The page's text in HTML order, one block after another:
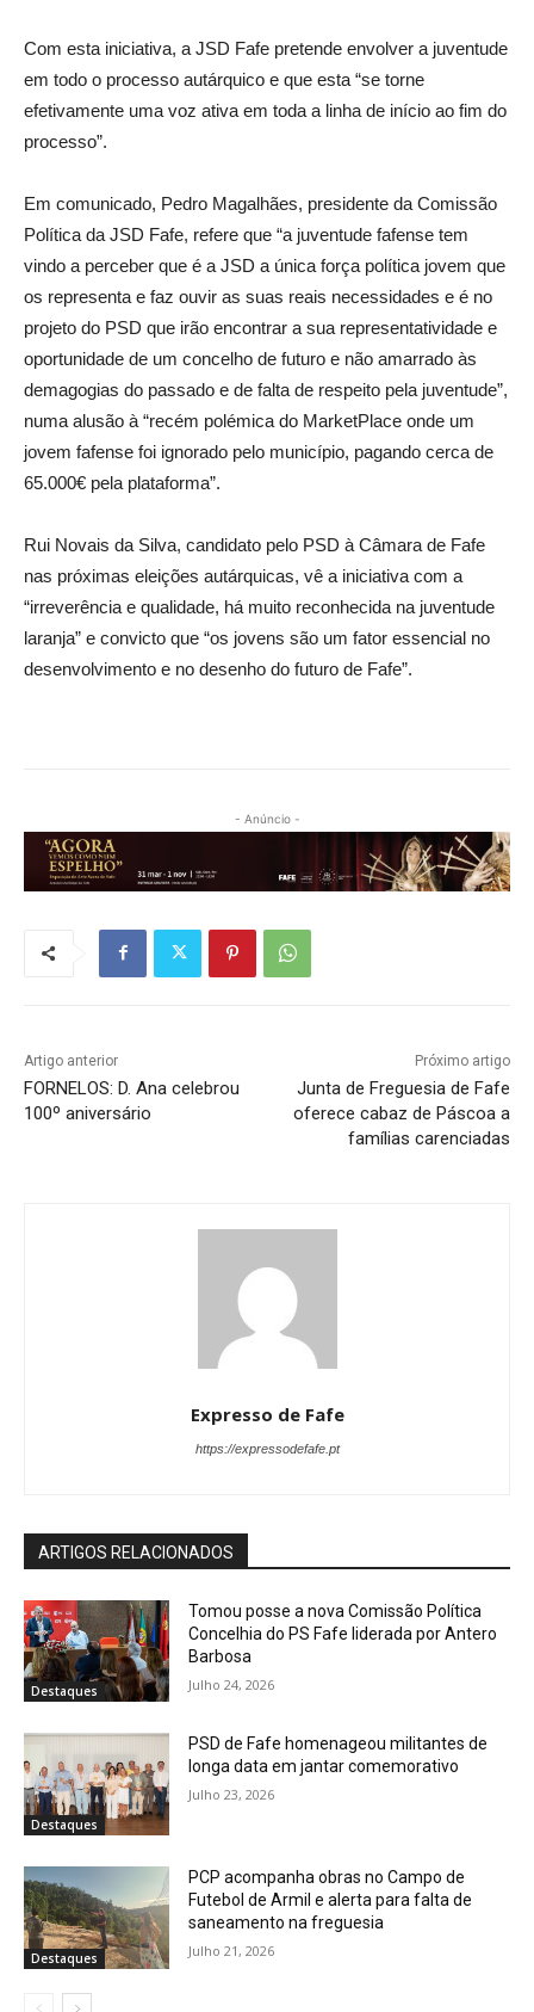
Com esta iniciativa, a JSD Fafe pretende envolver a juventude
em todo o processo autárquico e que esta “se torne
efetivamente uma voz ativa em toda a linha de início ao fim do
processo”.
Em comunicado, Pedro Magalhães, presidente da Comissão
Política da JSD Fafe, refere que “a juventude fafense tem
vindo a perceber que é a JSD a única força política jovem que
os representa e faz ouvir as suas reais necessidades e é no
projeto do PSD que irão encontrar a sua representatividade e
oportunidade de um concelho de futuro e não amarrado às
demagogias do passado e de falta de respeito pela juventude”,
numa alusão à “recém polémica do MarketPlace onde um
jovem fafense foi ignorado pelo município, pagando cerca de
65.000€ pela plataforma”.
Rui Novais da Silva, candidato pelo PSD à Câmara de Fafe
nas próximas eleições autárquicas, vê a iniciativa com a
“irreverência e qualidade, há muito reconhecida na juventude
laranja” e convicto que “os jovens são um fator essencial no
desenvolvimento e no desenho do futuro de Fafe”.
- Anúncio -
Artigo anterior
FORNELOS: D. Ana celebrou
100º aniversário
Próximo artigo
Junta de Freguesia de Fafe
oferece cabaz de Páscoa a
famílias carenciadas
Expresso de Fafe
https://expressodefafe.pt
ARTIGOS RELACIONADOS
Destaques
Tomou posse a nova Comissão Política
Concelhia do PS Fafe liderada por Antero
Barbosa
Julho 24, 2026
Destaques
PSD de Fafe homenageou militantes de
longa data em jantar comemorativo
Julho 23, 2026
Destaques
PCP acompanha obras no Campo de
Futebol de Armil e alerta para falta de
saneamento na freguesia
Julho 21, 2026